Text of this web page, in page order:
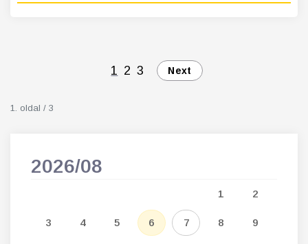
1 2 3 Next
1. oldal / 3
2026/08
1 2
3 4 5 6 7 8 9